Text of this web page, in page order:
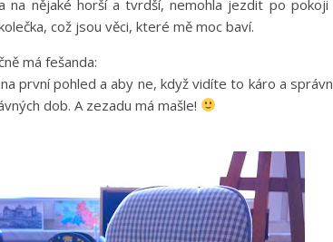
na nějaké horší a tvrdší, nemohla jezdit po pokoji
což jsou věci, které mě moc baví.
má fešanda:
první pohled a aby ne, když vidíte to káro a
dob. A zezadu má mašle!